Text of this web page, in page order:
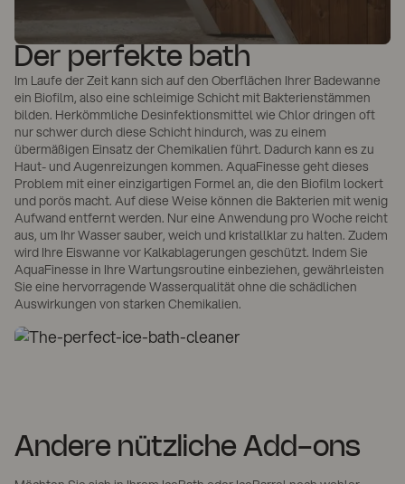
Der perfekte bath
Im Laufe der Zeit kann sich auf den Oberflächen Ihrer Badewanne
ein Biofilm, also eine schleimige Schicht mit Bakterienstämmen
bilden. Herkömmliche Desinfektionsmittel wie Chlor dringen oft
nur schwer durch diese Schicht hindurch, was zu einem
übermäßigen Einsatz der Chemikalien führt. Dadurch kann es zu
Haut- und Augenreizungen kommen. AquaFinesse geht dieses
Problem mit einer einzigartigen Formel an, die den Biofilm lockert
und porös macht. Auf diese Weise können die Bakterien mit wenig
Aufwand entfernt werden. Nur eine Anwendung pro Woche reicht
aus, um Ihr Wasser sauber, weich und kristallklar zu halten. Zudem
wird Ihre Eiswanne vor Kalkablagerungen geschützt. Indem Sie
AquaFinesse in Ihre Wartungsroutine einbeziehen, gewährleisten
Sie eine hervorragende Wasserqualität ohne die schädlichen
Auswirkungen von starken Chemikalien.
Andere nützliche Add-ons